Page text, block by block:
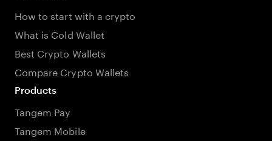
How to start with a crypto
What is Cold Wallet
Best Crypto Wallets
Compare Crypto Wallets
Products
Tangem Pay
Tangem Mobile